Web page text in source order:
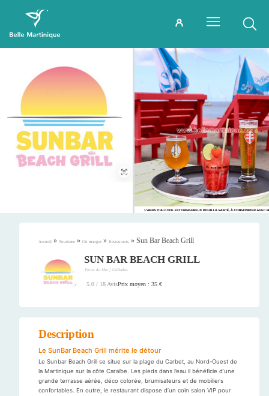
Accueil » Tourisme » Où manger » Restaurants » Sun Bar Beach Grill
SUN BAR BEACH GRILL
Fruits de Mer /Grillades
5.0 / 18 AvisPrix moyen : 35 €
Description
Le SunBar Beach Grill mérite le détour
Le Sunbar Beach Grill se situe sur la plage du Carbet, au Nord-Ouest de
la Martinique sur la côte Caraïbe. Les pieds dans l’eau il bénéficie d’une
grande terrasse aérée, déco colorée, brumisateurs et de mobiliers
confortables. En outre, le restaurant dispose d’un coin salon VIP pour